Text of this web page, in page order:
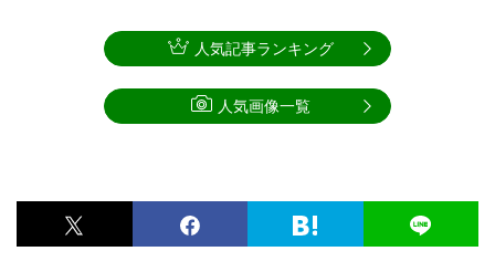
人気記事ランキング
人気画像一覧